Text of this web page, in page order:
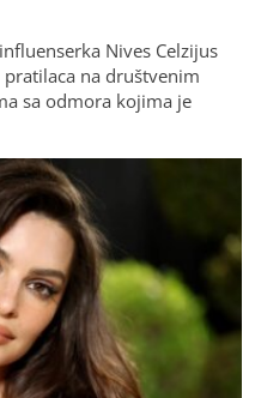
Nives Celzijus
na društvenim
sa odmora kojima je